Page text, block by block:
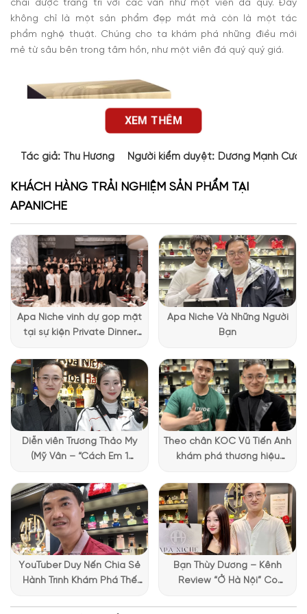
chai được trang trí với các vân như một viên đá quý. Đây
không chỉ là một sản phẩm đẹp mắt mà còn là một tác
phẩm nghệ thuật. Chúng cho ta khám phá những điều mới
mẻ từ sâu bên trong tâm hồn, như một viên đá quý quý giá.
Mùi hươngEMPYR EDP ấm áp
NHỮNG NOTE HƯƠNG THEO CẢM NHẬN
THỰC TẾ
63 (49,22%) 42 (32,81%) 23 (17,97%)
TOP NOTES
XEM THÊM
Tác giả: Thu Hương Người kiểm duyệt: Dương Mạnh
KHÁCH HÀNG TRẢI NGHIỆM SẢN PHẨM TẠI
APANICHE
Apa Niche vinh dự góp mặt
tại sự kiện Private Dinner
Vietnam
Apa Niche Và Những Người
Bạn
Diễn viên Trương Thảo My
(Mỹ Vân – “Cách Em 1
chia sẻ trải nghiệm chọn
nước hoa đầy thú vị
Theo chân KOC Vũ Tiến Anh
khám phá thương hiệu
YouTuber Duy Nến Chia Sẻ
Hành Trình Khám Phá Thế
Bạn Thùy Dương – Kênh
Review “Ở Hà Nội” Có